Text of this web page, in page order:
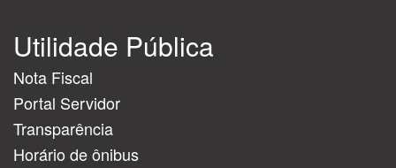
Utilidade Pública
Nota Fiscal
Portal Servidor
Transparência
Horário de ônibus